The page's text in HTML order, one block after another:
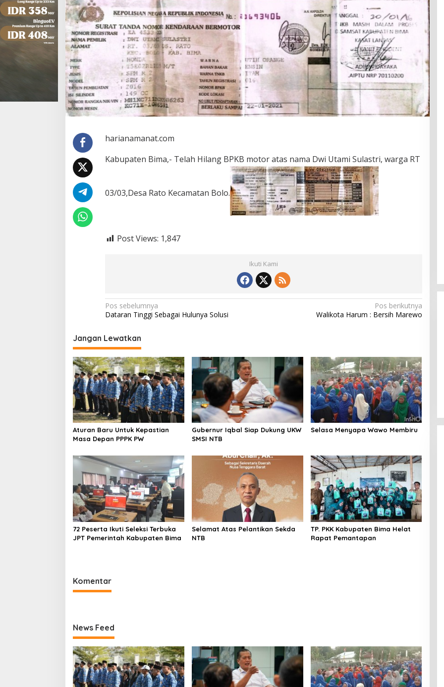
harianamanat.com
Kabupaten Bima,- Telah Hilang BPKB motor atas nama Dwi Utami Sulastri, warga RT
03/03,Desa Rato Kecamatan Bolo.
Post Views: 1,847
Ikuti Kami
Navigasi
pos
Pos sebelumnya
Dataran Tinggi Sebagai Hulunya Solusi
Pos berikutnya
Walikota Harum : Bersih Marewo
Jangan Lewatkan
Aturan Baru Untuk Kepastian
Masa Depan PPPK PW
Gubernur Iqbal Siap Dukung UKW
SMSI NTB
Selasa Menyapa Wawo Membiru
72 Peserta Ikuti Seleksi Terbuka
JPT Pemerintah Kabupaten Bima
Selamat Atas Pelantikan Sekda
NTB
TP. PKK Kabupaten Bima Helat
Rapat Pemantapan
Komentar
News Feed
Gubernur Miq Iqbal Paparkan
Capaian Ekonomi Tangguh
Makmur Mendunia saat LKPJ
Di Daerah, Politik | Maret 31, 2026